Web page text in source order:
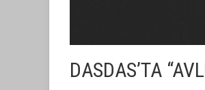
DASDAS’TA